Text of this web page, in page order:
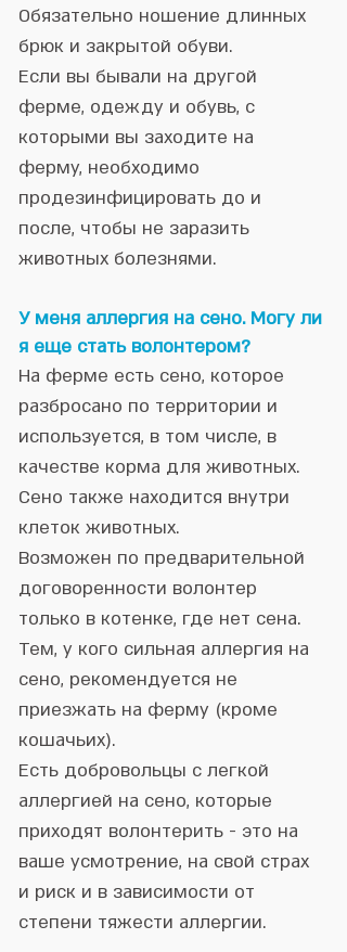
Обязательно ношение длинных
брюк и закрытой обуви.
Если вы бывали на другой
ферме, одежду и обувь, с
которыми вы заходите на
ферму, необходимо
продезинфицировать до и
после, чтобы не заразить
животных болезнями.
У меня аллергия на сено. Могу ли
я еще стать волонтером?
На ферме есть сено, которое
разбросано по территории и
используется, в том числе, в
качестве корма для животных.
Сено также находится внутри
клеток животных.
Возможен по предварительной
договоренности волонтер
только в котенке, где нет сена.
Тем, у кого сильная аллергия на
сено, рекомендуется не
приезжать на ферму (кроме
кошачьих).
Есть добровольцы с легкой
аллергией на сено, которые
приходят волонтерить - это на
ваше усмотрение, на свой страх
и риск и в зависимости от
степени тяжести аллергии.